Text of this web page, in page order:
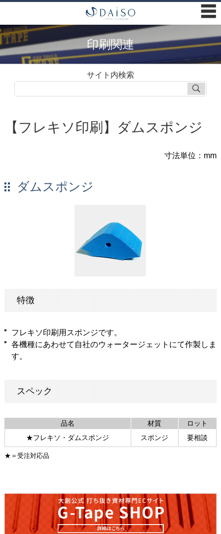
☰
印刷関連
サイト内検索
【フレキソ印刷】ダムスポンジ
寸法単位：mm
ダムスポンジ
特徴
フレキソ印刷用スポンジです。
各機種にあわせて自社のウォータージェットにて作製しま
す。
スペック
品名 材質
ロット
★フレキソ・ダムスポンジ
スポンジ 要相談
★＝受注対応品